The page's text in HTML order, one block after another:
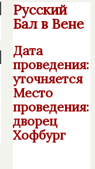
Русский
Бал в Вене
Дата
проведения:
уточняется
Место
проведения:
дворец
Хофбург